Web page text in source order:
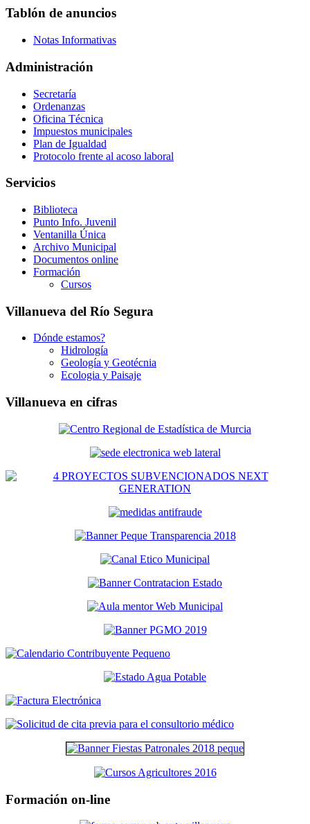
Tablón de anuncios
Notas Informativas
Administración
Secretaría
Ordenanzas
Oficina Técnica
Impuestos municipales
Plan de Igualdad
Protocolo frente al acoso laboral
Servicios
Biblioteca
Punto Info. Juvenil
Ventanilla Única
Archivo Municipal
Documentos online
Formación
Cursos
Villanueva del Río Segura
Dónde estamos?
Hidrología
Geología y Geotécnia
Ecologia y Paisaje
Villanueva en cifras
Formación on-line